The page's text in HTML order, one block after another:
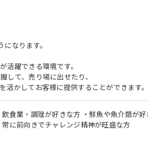
なります。
活躍できる環境です。
して、売り場に出せたり、
活かしてお客様に提供することができます。
食業・調理が好きな方 ・鮮魚や魚介類が
に前向きでチャレンジ精神が旺盛な方